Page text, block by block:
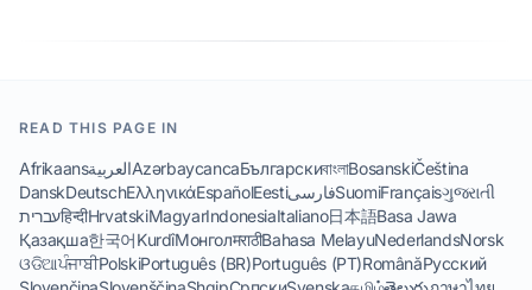
READ THIS PAGE IN
AfrikaansالعربيةAzərbaycancaБългарскиবাংলাBosanskiČeština
DanskDeutschΕλληνικάEspañolEestiفارسیSuomiFrançaisગુજરાતી
עבריתहिन्दीHrvatskiMagyarIndonesiaItaliano日本語Basa Jawa
Қазақша한국어KurdîМонголमराठीBahasa MelayuNederlandsNorsk
ଓଡିଆਪੰਜਾਬੀPolskiPortuguês (BR)Português (PT)RomânăРусский